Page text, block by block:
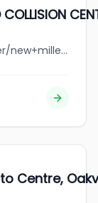
jobbank.gc.ca/browsejobs/employer/new+millenium+tire+and+collision+centre+ltd./ca
Centre,